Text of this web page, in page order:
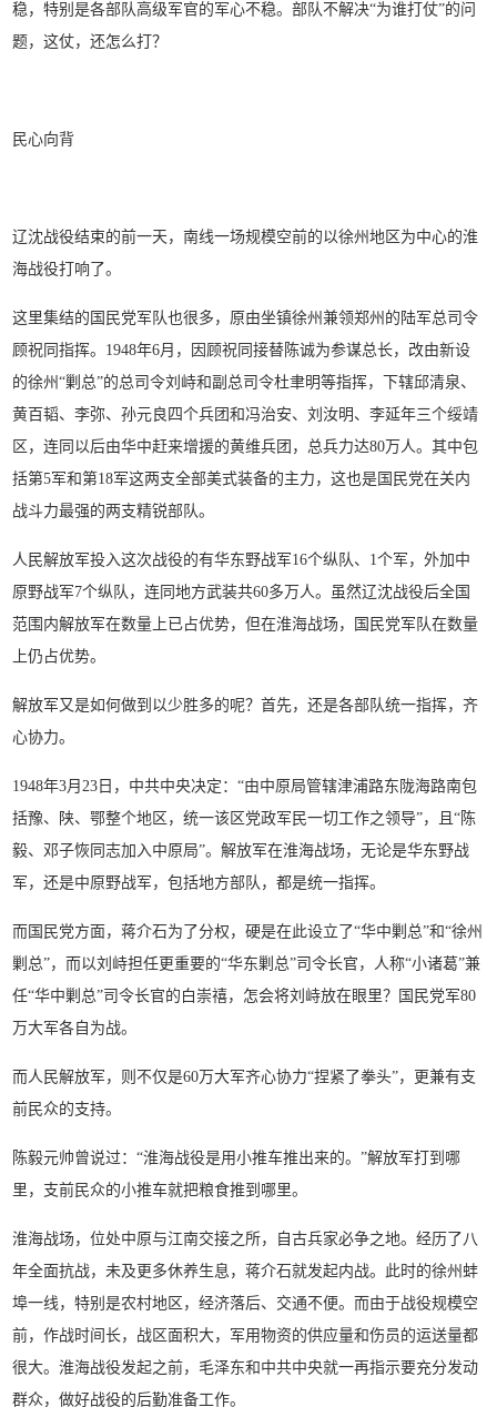
稳，特别是各部队高级军官的军心不稳。部队不解决“为谁打仗”的问
题，这仗，还怎么打？
民心向背
辽沈战役结束的前一天，南线一场规模空前的以徐州地区为中心的淮
海战役打响了。
这里集结的国民党军队也很多，原由坐镇徐州兼领郑州的陆军总司令
顾祝同指挥。1948年6月，因顾祝同接替陈诚为参谋总长，改由新设
的徐州“剿总”的总司令刘峙和副总司令杜聿明等指挥，下辖邱清泉、
黄百韬、李弥、孙元良四个兵团和冯治安、刘汝明、李延年三个绥靖
区，连同以后由华中赶来增援的黄维兵团，总兵力达80万人。其中包
括第5军和第18军这两支全部美式装备的主力，这也是国民党在关内
战斗力最强的两支精锐部队。
人民解放军投入这次战役的有华东野战军16个纵队、1个军，外加中
原野战军7个纵队，连同地方武装共60多万人。虽然辽沈战役后全国
范围内解放军在数量上已占优势，但在淮海战场，国民党军队在数量
上仍占优势。
解放军又是如何做到以少胜多的呢？首先，还是各部队统一指挥，齐
心协力。
1948年3月23日，中共中央决定：“由中原局管辖津浦路东陇海路南包
括豫、陕、鄂整个地区，统一该区党政军民一切工作之领导”，且“陈
毅、邓子恢同志加入中原局”。解放军在淮海战场，无论是华东野战
军，还是中原野战军，包括地方部队，都是统一指挥。
而国民党方面，蒋介石为了分权，硬是在此设立了“华中剿总”和“徐州
剿总”，而以刘峙担任更重要的“华东剿总”司令长官，人称“小诸葛”兼
任“华中剿总”司令长官的白崇禧，怎会将刘峙放在眼里？国民党军80
万大军各自为战。
而人民解放军，则不仅是60万大军齐心协力“捏紧了拳头”，更兼有支
前民众的支持。
陈毅元帅曾说过：“淮海战役是用小推车推出来的。”解放军打到哪
里，支前民众的小推车就把粮食推到哪里。
淮海战场，位处中原与江南交接之所，自古兵家必争之地。经历了八
年全面抗战，未及更多休养生息，蒋介石就发起内战。此时的徐州蚌
埠一线，特别是农村地区，经济落后、交通不便。而由于战役规模空
前，作战时间长，战区面积大，军用物资的供应量和伤员的运送量都
很大。淮海战役发起之前，毛泽东和中共中央就一再指示要充分发动
群众，做好战役的后勤准备工作。